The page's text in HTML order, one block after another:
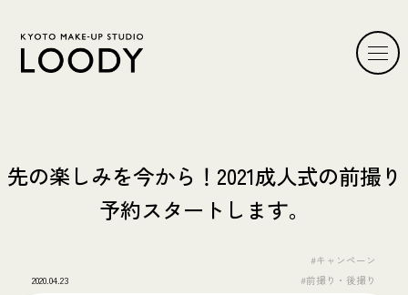
先の楽しみを今から！2021成人式の前撮り
予約スタートします。
2020.04.23
#キャンペーン
#前撮り・後撮り